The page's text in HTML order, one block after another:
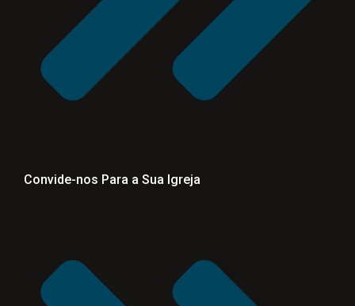
Convide-nos Para a Sua Igreja